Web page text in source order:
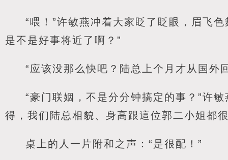
“喂！”许敏燕冲着大家眨了眨眼，眉飞
是不是好事将近了啊？”
“应该没那么快吧？陆总上个月才从国外
“豪门联姻，不是分分钟搞定的事？”许
得，我们陆总相貌、身高跟這位郭二小姐都
桌上的人一片附和之声：“是很配！”